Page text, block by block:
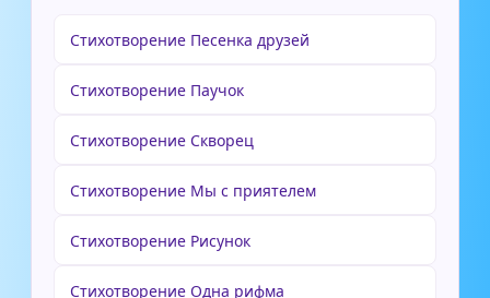
Стихотворение Песенка друзей
Стихотворение Паучок
Стихотворение Скворец
Стихотворение Мы с приятелем
Стихотворение Рисунок
Стихотворение Одна рифма